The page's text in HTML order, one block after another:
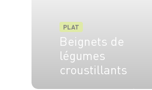
PLAT
Beignets de
légumes
croustillants